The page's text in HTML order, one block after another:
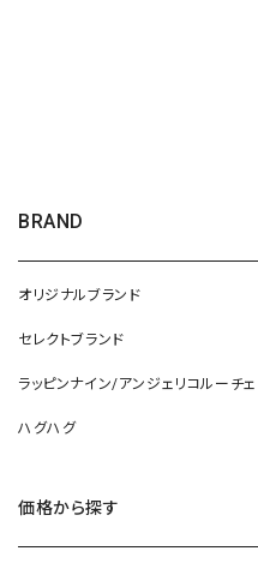
BRAND
オリジナルブランド
セレクトブランド
ラッピンナイン/アンジェリコルーチェ
ハグハグ
価格から探す